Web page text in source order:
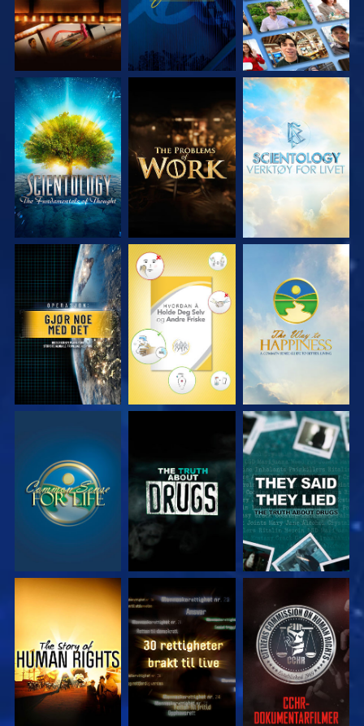
UTFORSK SERIEN UTFORSK SERIEN UTFORSK SERIEN
SE SE SE
SE SE
SE SE SE